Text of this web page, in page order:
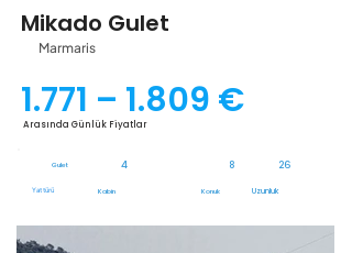
Mikado Gulet
Marmaris
Arasında Günlük Fiyatlar
1.771 – 1.809 €
Gulet
Yat türü
4
Kabin
8 26
Konuk Uzunluk